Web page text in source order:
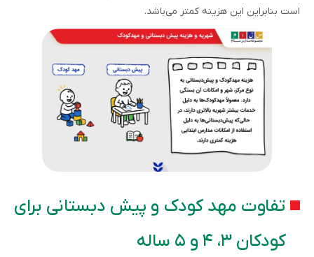
است بنابراین این هزینه کمتر می‌باشد.
تفاوت مهد کودک و پیش دبستانی برای
کودکان ۳، ۴ و ۵ ساله